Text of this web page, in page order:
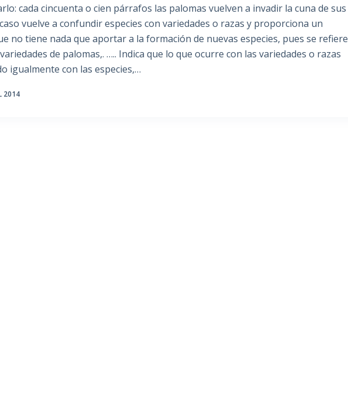
cada cincuenta o cien párrafos las palomas vuelven a invadir la cuna de sus
vuelve a confundir especies con variedades o razas y proporciona un
no tiene nada que aportar a la formación de nuevas especies, pues se refiere
de palomas,. ….. Indica que lo que ocurre con las variedades o razas
igualmente con las especies,…
2014